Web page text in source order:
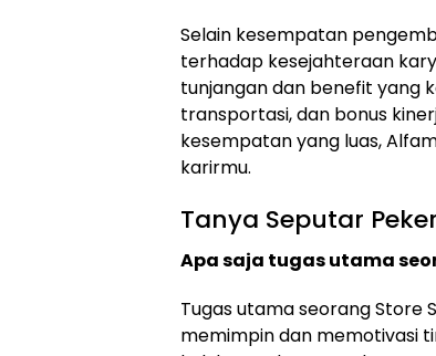
Selain kesempatan
terhadap kesejahteraan
tunjangan dan benefit yang
transportasi, dan bonus
kesempatan yang luas,
karirmu.
Tanya Seputar
Apa saja tugas utama
Tugas utama seorang Store
memimpin dan memotivasi